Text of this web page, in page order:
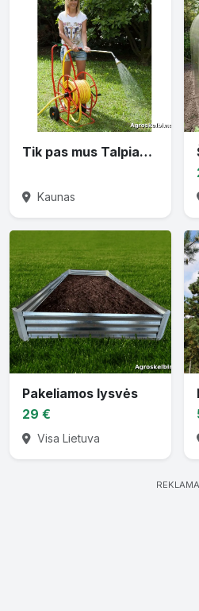
Tik pas mus Talpiausios ritės vandens žarnai
Kaunas
Pakeliamos lysvės
29 €
Visa Lietuva
REKLAMA